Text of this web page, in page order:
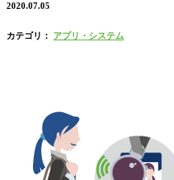
2020.07.05
カテゴリ： アプリ・システム